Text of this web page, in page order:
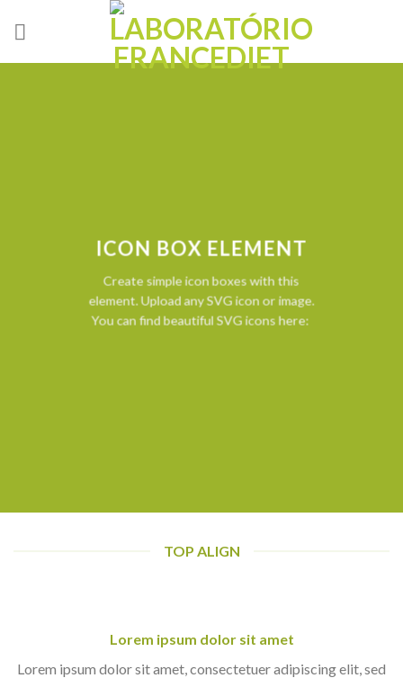
ICON BOX ELEMENT
Create simple icon boxes with this
element. Upload any SVG icon or image.
You can find beautiful SVG icons here:
TOP ALIGN
Lorem ipsum dolor sit amet
Lorem ipsum dolor sit amet, consectetuer adipiscing elit, sed